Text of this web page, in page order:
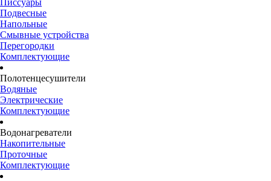
Писсуары
Подвесные
Напольные
Смывные устройства
Перегородки
Комплектующие
Полотенцесушители
Водяные
Электрические
Комплектующие
Водонагреватели
Накопительные
Проточные
Комплектующие